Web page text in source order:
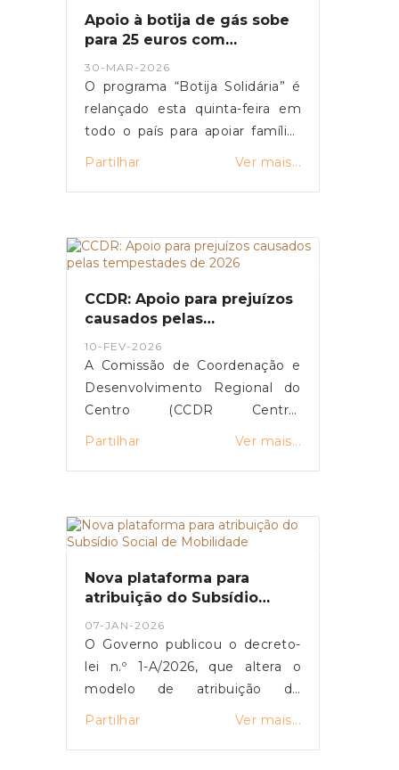
Apoio à botija de gás sobe
para 25 euros com
30-MAR-2026
O programa “Botija Solidária” é
relançado esta quinta-feira em
todo o país para apoiar famílias
em situação de vulnerabilidade
de gás. O primeiro-ministro Luís
aumento da comparticipação de
15 para 25 euros durante os
justificando a medida com o
impacto da guerra no Médio
Oriente.
Partilhar Ver mais...
CCDR: Apoio para prejuízos
causados pelas
10-FEV-2026
A Comissão de Coordenação e
Desenvolvimento Regional do
Centro (CCDR Centro)
disponibilizou uma plataforma
prejuízos resultantes das
afetaram vários concelhos da
Região Centro.O portal destina-
agricultores e municípios,
permitindo a sinalização de
danos em habitações, atividades
económicas, explorações
agrícolas e infraestruturas
públicas, com vista ao acesso a
apoios técnicos e financeiros.O
Partilhar Ver mais...
Nova plataforma para
atribuição do Subsídio
07-JAN-2026
O Governo publicou o decreto-
lei n.º 1-A/2026, que altera o
modelo de atribuição do
Subsídio Social de Mobilidade
transitório para a nova
Partilhar Ver mais...